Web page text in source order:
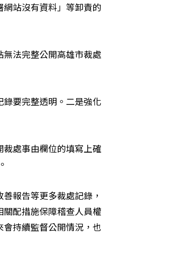
站沒有資料」等卸責的
法完整公開高雄市裁處
要完整透明。二是強化
處事由欄位的填寫上確
報告等更多裁處記錄，
配措施保障稽查人員權
持續監督公開情況，也